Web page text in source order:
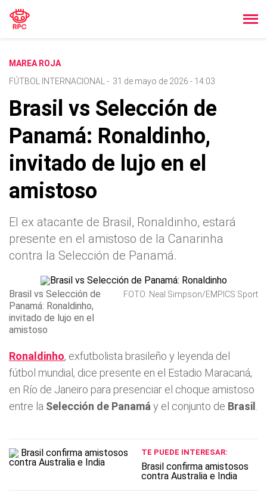
MAREA ROJA
FÚTBOL INTERNACIONAL
- 31 de mayo de 2026 - 14:03
Brasil vs Selección de
Panamá: Ronaldinho,
invitado de lujo en el
amistoso
El ex atacante de Brasil, Ronaldinho, estará
presente en el amistoso de la Canarinha
contra la Selección de Panamá.
Brasil vs Selección de
Panamá: Ronaldinho,
invitado de lujo en el
amistoso
FOTO: Neal Simpson/EMPICS Sport
Ronaldinho, exfutbolista brasileño y leyenda del
fútbol mundial, dice presente en el Estadio Maracaná,
en Río de Janeiro para presenciar el choque amistoso
entre la Selección de Panamá y el conjunto de Brasil
TE PUEDE INTERESAR:
Brasil confirma amistosos
contra Australia e India